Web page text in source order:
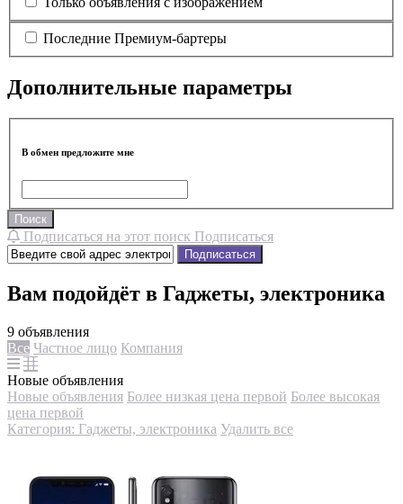
Последние Премиум-бартеры
Дополнительные параметры
В обмен предложите мне
Поиск
Подписаться на этот поиск Подписаться
Подписаться
Вам подойдёт в Гаджеты, электроника
9 объявления
Все Частное лицо Компания
Новые объявления
Новые объявления Более низкая цена первой Более высокая
цена первой
Категория: Гаджеты, электроника Удалить все